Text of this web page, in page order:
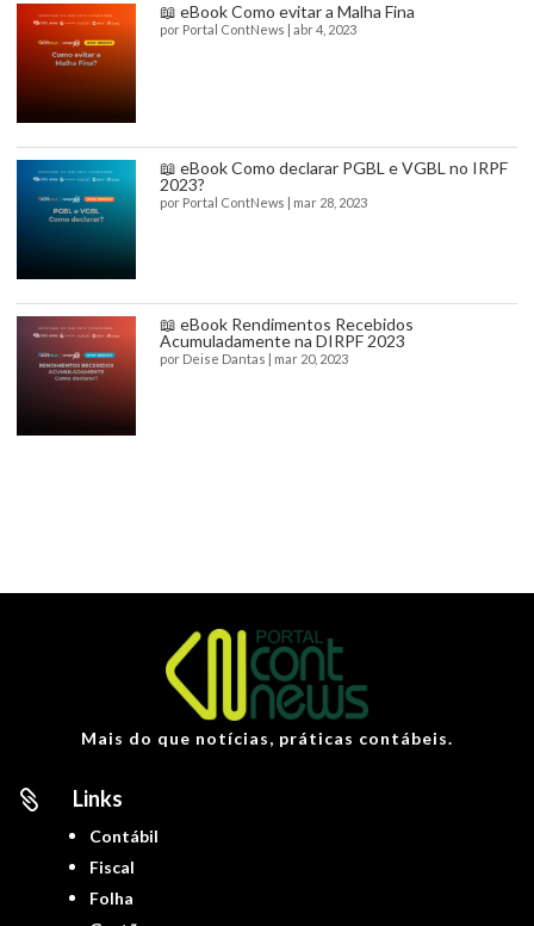
📖 eBook Como evitar a Malha Fina
por Portal ContNews abr 4, 2023
📖 eBook Como declarar PGBL e VGBL no IRPF
2023?
por Portal ContNews mar 28, 2023
📖 eBook Rendimentos Recebidos
Acumuladamente na DIRPF 2023
por Deise Dantas mar 20, 2023
Mais do que notícias, práticas contábeis.
 Links
Contábil
Fiscal
Folha